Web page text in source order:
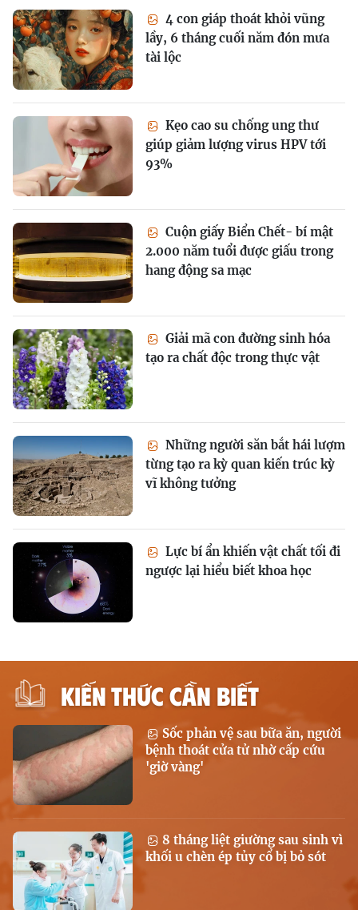
4 con giáp thoát khỏi vũng
lầy, 6 tháng cuối năm đón mưa
tài lộc
Kẹo cao su chống ung thư
giúp giảm lượng virus HPV tới
93%
Cuộn giấy Biển Chết- bí mật
2.000 năm tuổi được giấu trong
hang động sa mạc
Giải mã con đường sinh hóa
tạo ra chất độc trong thực vật
Những người săn bắt hái lượm
từng tạo ra kỳ quan kiến trúc kỳ
vĩ không tưởng
Lực bí ẩn khiến vật chất tối đi
ngược lại hiểu biết khoa học
KIẾN THỨC CẦN BIẾT
Sốc phản vệ sau bữa ăn, người
bệnh thoát cửa tử nhờ cấp cứu
'giờ vàng'
8 tháng liệt giường sau sinh vì
khối u chèn ép tủy cổ bị bỏ sót